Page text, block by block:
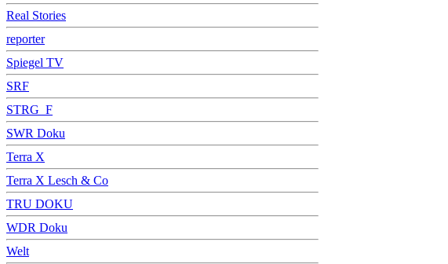
Real Stories
reporter
Spiegel TV
SRF
STRG_F
SWR Doku
Terra X
Terra X Lesch & Co
TRU DOKU
WDR Doku
Welt